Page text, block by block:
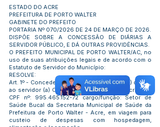
ESTADO DO ACRE
PREFEITURA DE PORTO WALTER
GABINETE DO PREFEITO
PORTARIA Nº 070/2026 DE 24 DE MARÇO DE 2026.
DISPÕE SOBRE A CONCESSÃO DE DIÁRIAS A
SERVIDOR PÚBLICO, E DÁ OUTRAS PROVIDÊNCIAS.
O PREFEITO MUNICIPAL DE PORTO WALTER/AC, no
uso de suas atribuições legais e de acordo com o
Estatuto de Servidor do Município:
RESOLVE:
Art. 1º - Conceder o quantitativo de 03 (três) diárias
ao servidor (a) Cleiciane Silva Medalha, inscrito no
CPF nº: 995.465.152-72cargo/função: Setor de
Saúde Bucal da Secretaria Municipal de Saúde da
Prefeitura de Porto Walter - Acre, em viagem para
custeio de despesas com hospedagem,